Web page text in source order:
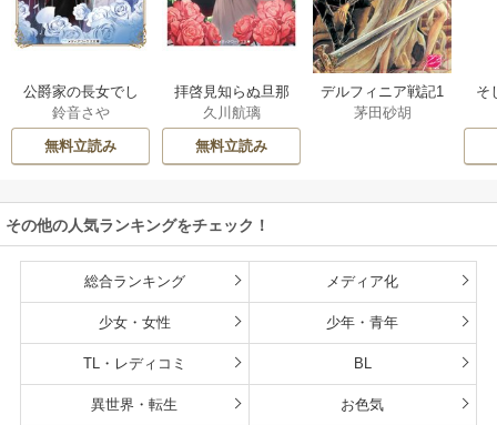
公爵家の長女でし
た
鈴音さや
無料立読み
拝啓見知らぬ旦那
様、離婚していた
だきます
久川航璃
無料立読み
デルフィニア戦記1
茅田砂胡
そ
その他の人気ランキングをチェック！
総合ランキング メディア化
少女・女性 少年・青年
TL・レディコミ BL
異世界・転生 お色気